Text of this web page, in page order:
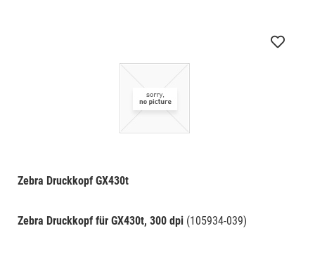
Zebra Druckkopf GX430t
Zebra Druckkopf für GX430t, 300 dpi(105934-039)